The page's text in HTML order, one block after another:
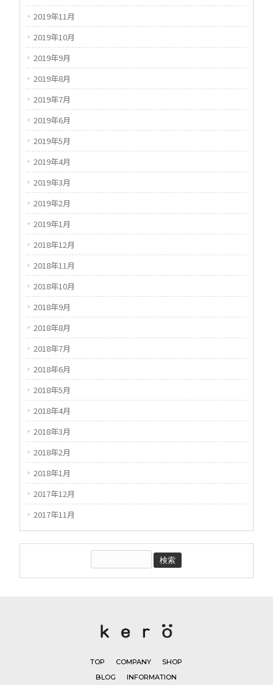
2019年11月
2019年10月
2019年9月
2019年8月
2019年7月
2019年6月
2019年5月
2019年4月
2019年3月
2019年2月
2019年1月
2018年12月
2018年11月
2018年10月
2018年9月
2018年8月
2018年7月
2018年6月
2018年5月
2018年4月
2018年3月
2018年2月
2018年1月
2017年12月
2017年11月
TOP COMPANY
SHOP
BLOG
INFORMATION